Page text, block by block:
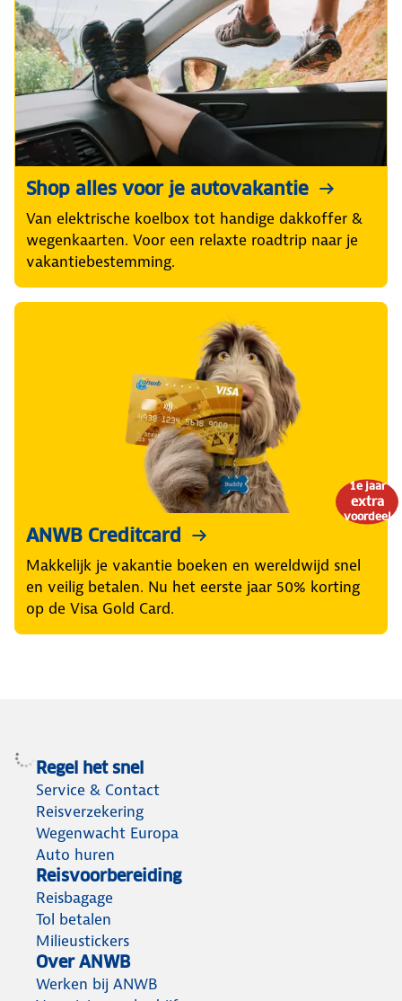
Shop alles voor je autovakantie
Van elektrische koelbox tot handige dakkoffer &
wegenkaarten. Voor een relaxte roadtrip naar je
vakantiebestemming.
1e jaar
extra
voordeel
ANWB Creditcard
Makkelijk je vakantie boeken en wereldwijd snel
en veilig betalen. Nu het eerste jaar 50% korting
op de Visa Gold Card.
Regel het snel
Service & Contact
Reisverzekering
Wegenwacht Europa
Auto huren
Reisvoorbereiding
Reisbagage
Tol betalen
Milieustickers
Over ANWB
Werken bij ANWB